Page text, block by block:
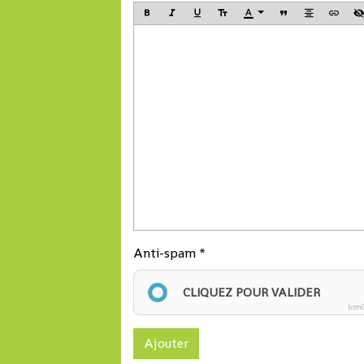
Anti-spam
CLIQUEZ POUR VALIDER
Ajouter